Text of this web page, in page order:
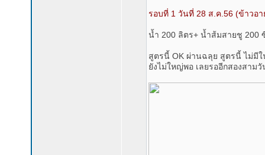
รอบที่ 1 วันที่ 28 ส.ค.56 (ข้าวอา
น้ำ 200 ลิตร+ น้ำส้มสายชู 200
สูตรนี้ OK ผ่านฉลุย สูตรนี้ ไม่มี
ยังไม่ใหญ่พอ เลยรออีกสองสาม